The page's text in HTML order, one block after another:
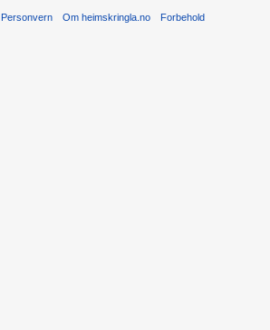
Personvern Om heimskringla.no Forbehold